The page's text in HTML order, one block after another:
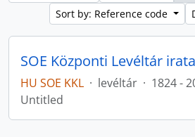
Sort by: Reference code
SOE Központi Levéltár
HU SOE KKL · levéltár · 1824 -
Untitled